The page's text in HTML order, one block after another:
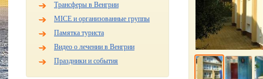
Трансферы в Венгрии
MICE и организованные группы
Памятка туриста
Видео о лечении в Венгрии
Праздники и события